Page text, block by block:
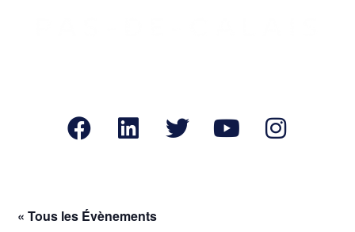
« Tous les Évènements